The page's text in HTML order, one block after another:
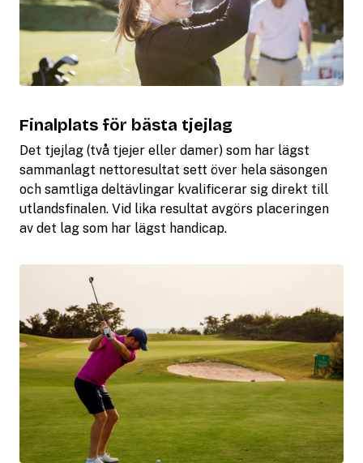
Finalplats för bästa tjejlag
Det tjejlag (två tjejer eller damer) som har lägst
sammanlagt nettoresultat sett över hela säsongen
och samtliga deltävlingar kvalificerar sig direkt till
utlandsfinalen. Vid lika resultat avgörs placeringen
av det lag som har lägst handicap.